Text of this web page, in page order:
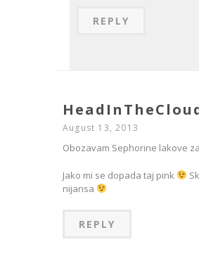
REPLY
August 13, 2013
Obozavam Sephorine lakove
Jako mi se dopada taj pink
nijansa
REPLY